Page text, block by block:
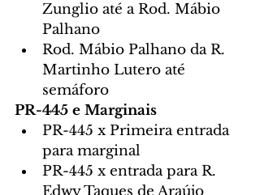
Zunglio até a Rod. Mábio
Palhano
Rod. Mábio Palhano da R.
Martinho Lutero até
semáforo
PR-445 e Marginais
PR-445 x Primeira entrada
para marginal
PR-445 x entrada para R.